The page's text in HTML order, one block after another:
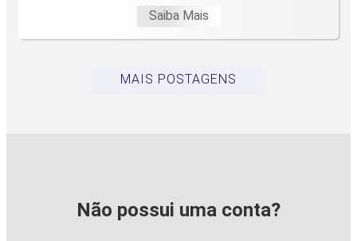
Saiba Mais
MAIS POSTAGENS
Não possui uma conta?